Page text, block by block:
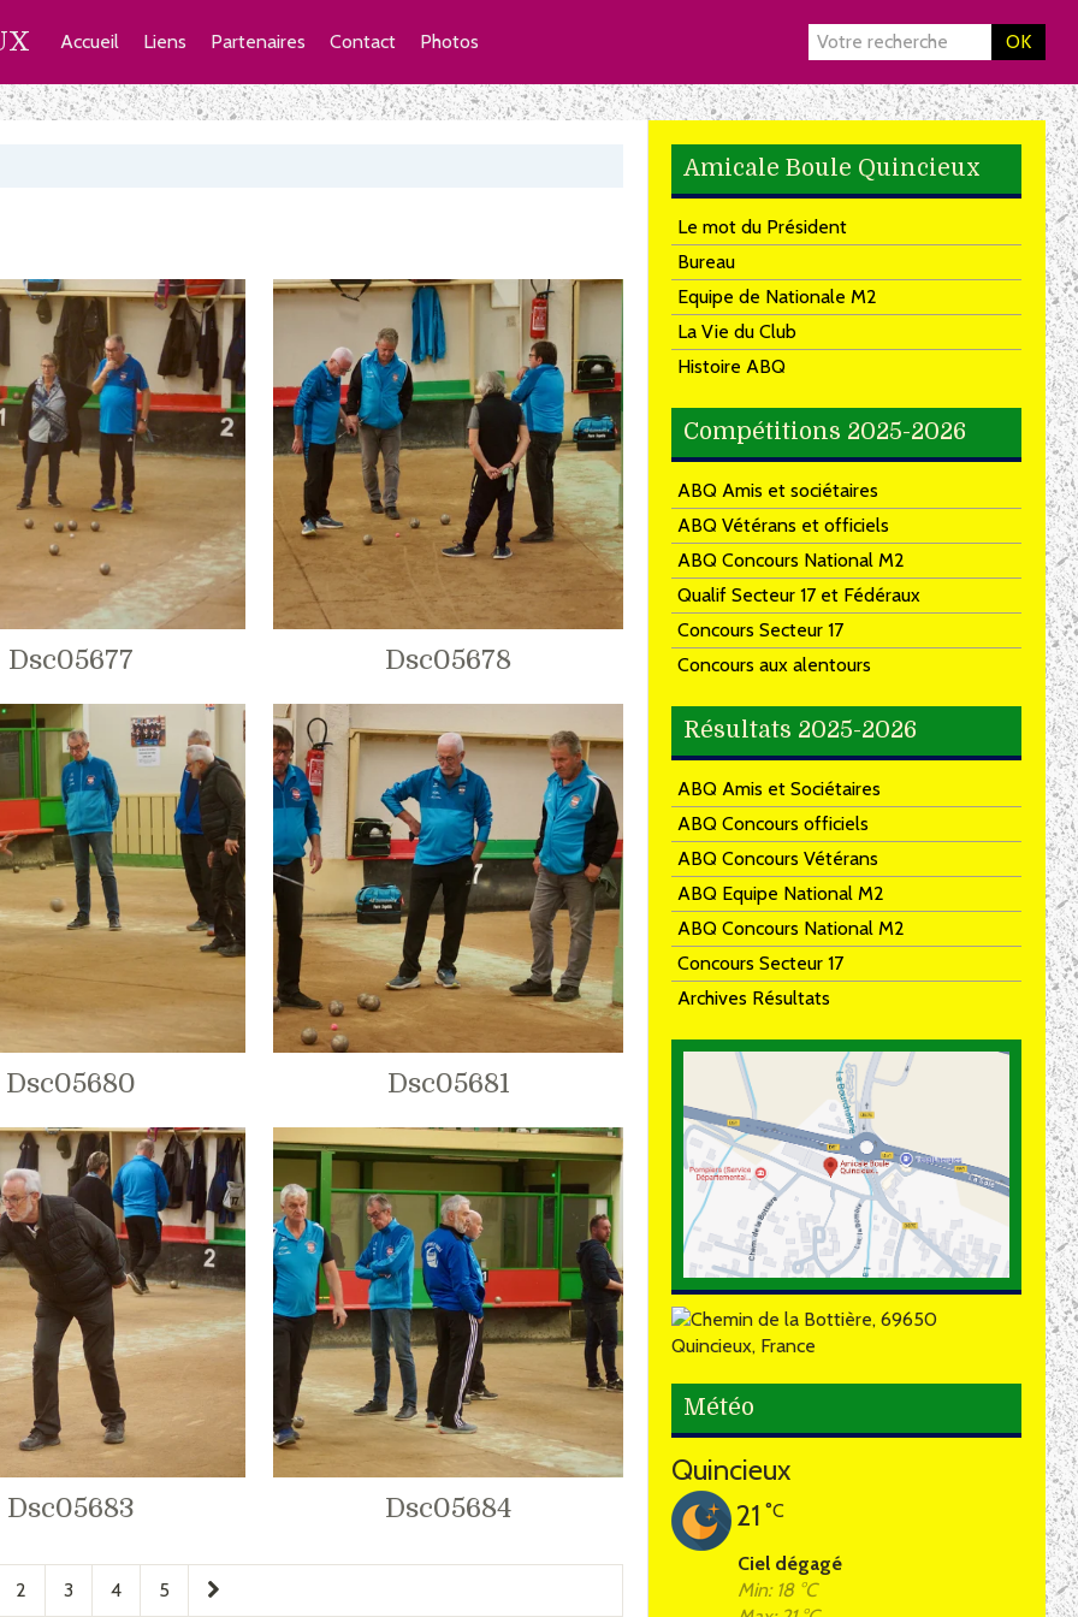
OK
Accueil Liens Partenaires Contact Photos
Dsc05677 Dsc05678
Dsc05680 Dsc05681
Dsc05683 Dsc05684
2 3 4 5
Amicale Boule Quincieux
Le mot du Président
Bureau
Equipe de Nationale M2
La Vie du Club
Histoire ABQ
Compétitions 2025-2026
ABQ Amis et sociétaires
ABQ Vétérans et officiels
ABQ Concours National M2
Qualif Secteur 17 et Fédéraux
Concours Secteur 17
Concours aux alentours
Résultats 2025-2026
ABQ Amis et Sociétaires
ABQ Concours officiels
ABQ Concours Vétérans
ABQ Equipe National M2
ABQ Concours National M2
Concours Secteur 17
Archives Résultats
Météo
Quincieux
21 °C
Ciel dégagé
Min: 18 °C